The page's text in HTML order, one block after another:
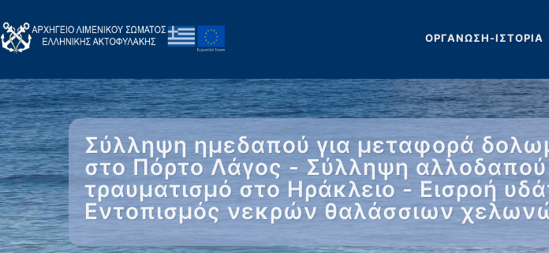
ΟΡΓΑΝΩΣΗ-ΙΣΤΟΡΙΑ
Σύλληψη ημεδαπού για μεταφορά
στο Πόρτο Λάγος - Σύλληψη
τραυματισμό στο Ηράκλειο - Εισροή
Εντοπισμός νεκρών θαλάσσιων